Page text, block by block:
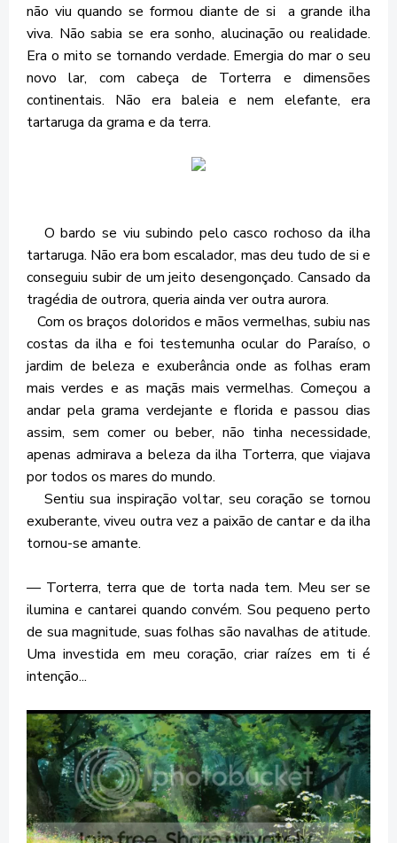
não viu quando se formou diante de si a grande ilha
viva. Não sabia se era sonho, alucinação ou realidade.
Era o mito se tornando verdade. Emergia do mar o seu
novo lar, com cabeça de Torterra e dimensões
continentais. Não era baleia e nem elefante, era
tartaruga da grama e da terra.
O bardo se viu subindo pelo casco rochoso da ilha
tartaruga. Não era bom escalador, mas deu tudo de si e
conseguiu subir de um jeito desengonçado. Cansado da
tragédia de outrora, queria ainda ver outra aurora.
Com os braços doloridos e mãos vermelhas, subiu nas
costas da ilha e foi testemunha ocular do Paraíso, o
jardim de beleza e exuberância onde as folhas eram
mais verdes e as maçãs mais vermelhas. Começou a
andar pela grama verdejante e florida e passou dias
assim, sem comer ou beber, não tinha necessidade,
apenas admirava a beleza da ilha Torterra, que viajava
por todos os mares do mundo.
Sentiu sua inspiração voltar, seu coração se tornou
exuberante, viveu outra vez a paixão de cantar e da ilha
tornou-se amante.
— Torterra, terra que de torta nada tem. Meu ser se
ilumina e cantarei quando convém. Sou pequeno perto
de sua magnitude, suas folhas são navalhas de atitude.
Uma investida em meu coração, criar raízes em ti é
intenção...